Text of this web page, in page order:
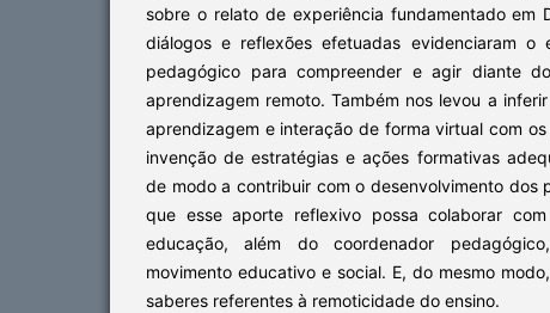
sobre o relato de experiência fundamentado em
diálogos e reflexões efetuadas evidenciaram o
pedagógico para compreender e agir diante
aprendizagem remoto. Também nos levou a
aprendizagem e interação de forma virtual com
invenção de estratégias e ações formativas
de modo a contribuir com o desenvolvimento dos
que esse aporte reflexivo possa colaborar
educação, além do coordenador
movimento educativo e social. E, do mesmo
saberes referentes à remoticidade do ensino.